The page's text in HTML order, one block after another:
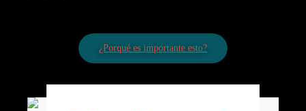
¿Porqué es importante esto?